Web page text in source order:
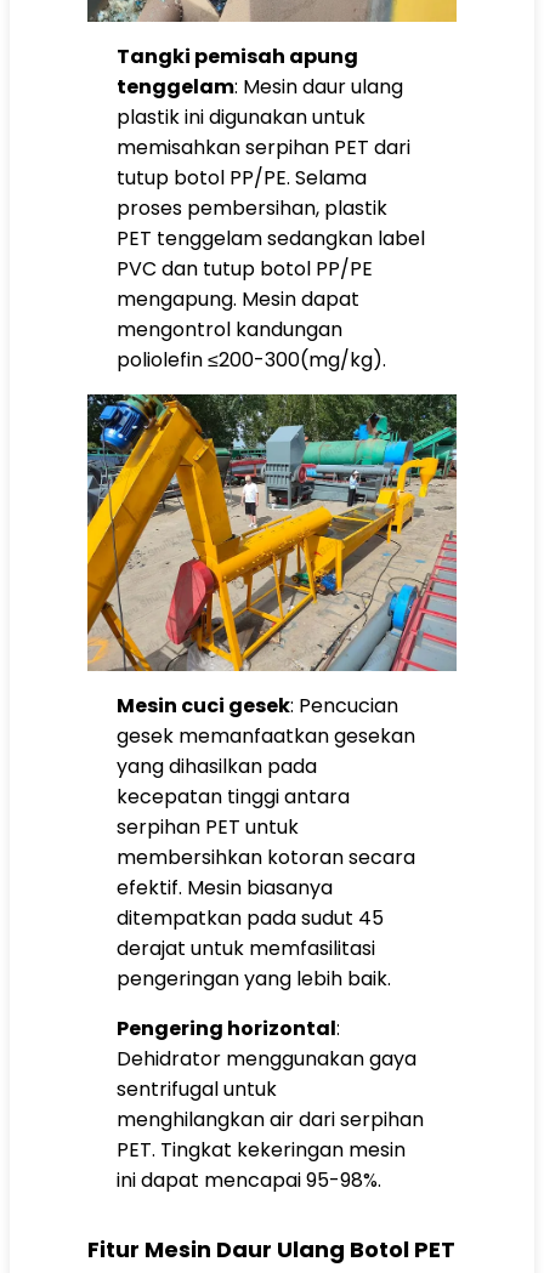
Tangki pemisah apung
tenggelam: Mesin daur ulang
plastik ini digunakan untuk
memisahkan serpihan PET dari
tutup botol PP/PE. Selama
proses pembersihan, plastik
PET tenggelam sedangkan label
PVC dan tutup botol PP/PE
mengapung. Mesin dapat
mengontrol kandungan
poliolefin ≤200-300(mg/kg).
Mesin cuci gesek: Pencucian
gesek memanfaatkan gesekan
yang dihasilkan pada
kecepatan tinggi antara
serpihan PET untuk
membersihkan kotoran secara
efektif. Mesin biasanya
ditempatkan pada sudut 45
derajat untuk memfasilitasi
pengeringan yang lebih baik.
Pengering horizontal:
Dehidrator menggunakan gaya
sentrifugal untuk
menghilangkan air dari serpihan
PET. Tingkat kekeringan mesin
ini dapat mencapai 95-98%.
Fitur Mesin Daur Ulang Botol PET